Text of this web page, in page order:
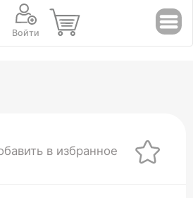
Войти
в избранное